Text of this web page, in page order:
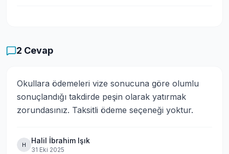
2 Cevap
Okullara ödemeleri vize sonucuna göre olumlu
sonuçlandığı takdirde peşin olarak yatırmak
zorundasınız. Taksitli ödeme seçeneği yoktur.
H Halil İbrahim Işık
31 Eki 2025